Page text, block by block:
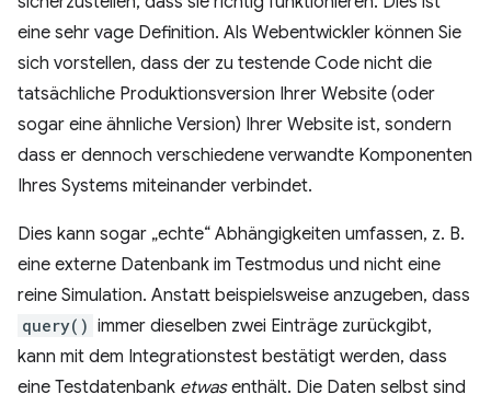
eine sehr vage Definition. Als Webentwickler können Sie
sich vorstellen, dass der zu testende Code nicht die
tatsächliche Produktionsversion Ihrer Website (oder
sogar eine ähnliche Version) Ihrer Website ist, sondern
dass er dennoch verschiedene verwandte Komponenten
Ihres Systems miteinander verbindet.
Dies kann sogar „echte“ Abhängigkeiten umfassen, z. B.
eine externe Datenbank im Testmodus und nicht eine
reine Simulation. Anstatt beispielsweise anzugeben, dass
query() immer dieselben zwei Einträge zurückgibt,
kann mit dem Integrationstest bestätigt werden, dass
eine Testdatenbank etwasenthält. Die Daten selbst sind